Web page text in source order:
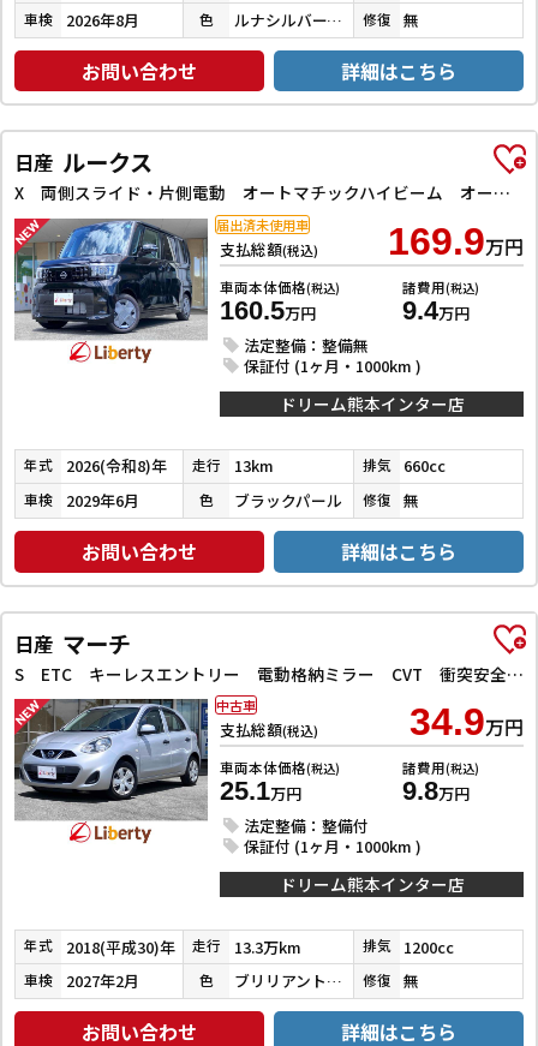
車検 2026年8月 色 ルナシルバーメタリック 修復 無
お問い合わせ 詳細はこちら
日産 ルークス
X 両側スライド・片側電動 オートマチックハイビーム オートライト スマートキー アイドリングストップ 電動格納ミラー ベンチシート CVT USB エアコン パワーステアリング パワーウィンドウ
支払総額(税込) 169.9万円
車両本体価格(税込)
160.5万円
諸費用(税込)
9.4万円
法定整備：整備無
保証付 (1ヶ月・1000km )
届出済未使用車
ドリーム熊本インター店
年式 2026(令和8)年 走行 13km 排気 660cc
車検 2029年6月 色 ブラックパール 修復 無
お問い合わせ 詳細はこちら
日産 マーチ
S ETC キーレスエントリー 電動格納ミラー CVT 衝突安全ボディ ABS ESC エアコン パワーステアリング パワーウィンドウ
支払総額(税込) 34.9万円
車両本体価格(税込)
25.1万円
諸費用(税込)
9.8万円
法定整備：整備付
保証付 (1ヶ月・1000km )
中古車
ドリーム熊本インター店
年式 2018(平成30)年 走行 13.3万km 排気 1200cc
車検 2027年2月 色 ブリリアントシルバー 修復 無
お問い合わせ 詳細はこちら